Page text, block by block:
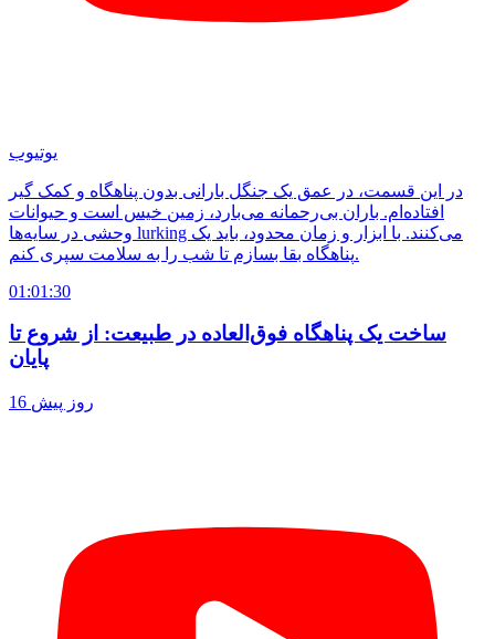
یوتیوب
در این قسمت، در عمق یک جنگل بارانی بدون پناهگاه و کمک گیر
افتاده‌ام. باران بی‌رحمانه می‌بارد، زمین خیس است و حیوانات
وحشی در سایه‌ها lurking می‌کنند. با ابزار و زمان محدود، باید یک
پناهگاه بقا بسازم تا شب را به سلامت سپری کنم.
01:01:30
ساخت یک پناهگاه فوق‌العاده در طبیعت: از شروع تا
پایان
16 روز پیش